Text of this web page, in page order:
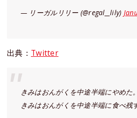
— リーガルリリー (@regal__lily)
出典： Twitter
きみはおんがくを中途半端にやめた。
きみはおんがくを中途半端に食べ残